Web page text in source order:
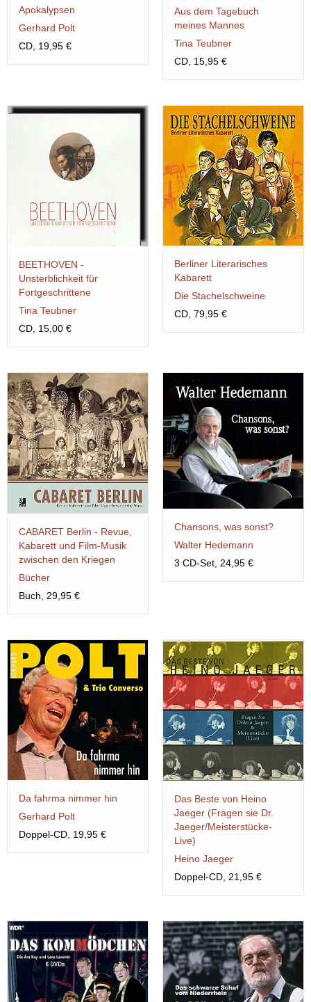
Apokalypsen
Gerhard Polt
CD, 19,95 €
Aus dem Tagebuch
meines Mannes
Tina Teubner
CD, 15,95 €
BEETHOVEN -
Unsterblichkeit für
Fortgeschrittene
Tina Teubner
CD, 15,00 €
Berliner Literarisches
Kabarett
Die Stachelschweine
CD, 79,95 €
CABARET Berlin - Revue,
Kabarett und Film-Musik
zwischen den Kriegen
Bücher
Buch, 29,95 €
Chansons, was sonst?
Walter Hedemann
3 CD-Set, 24,95 €
Da fahrma nimmer hin
Gerhard Polt
Doppel-CD, 19,95 €
Das Beste von Heino
Jaeger (Fragen sie Dr.
Jaeger/Meisterstücke-
Live)
Heino Jaeger
Doppel-CD, 21,95 €